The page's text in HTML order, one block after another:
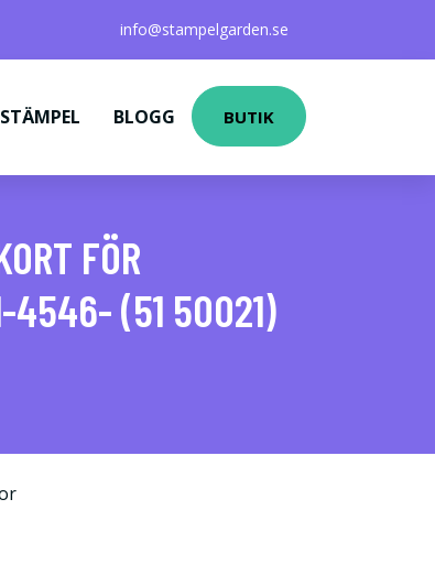
info@stampelgarden.se
BLOGG BUTIK
FÖR
(51 50021)